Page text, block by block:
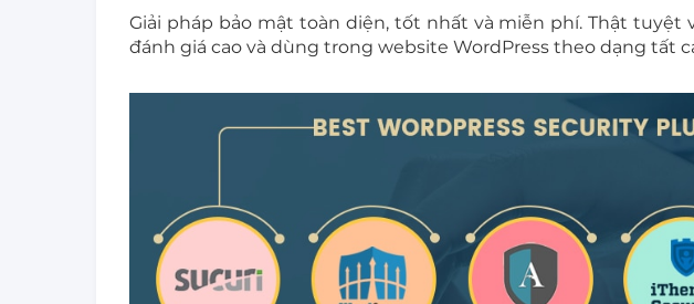
Giải pháp bảo mật toàn diện, tốt nhất và miễn phí. Thật tuyệt
đánh giá cao và dùng trong website WordPress theo dạng tất